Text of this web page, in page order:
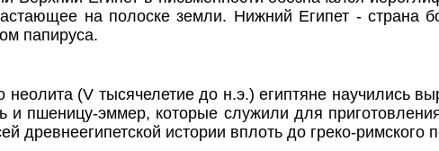
на полоске земли. Нижний Египет - страна
папируса.
неолита (V тысячелетие до н.э.) египтяне научились
и пшеницу-эммер, которые служили для
древнеегипетской истории вплоть до греко-римского